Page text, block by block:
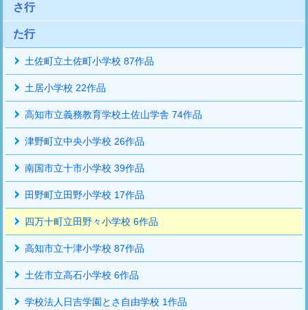
さ行
た行
土佐町立土佐町小学校 87作品
土居小学校 22作品
高知市立義務教育学校土佐山学舎 74作品
津野町立中央小学校 26作品
南国市立十市小学校 39作品
田野町立田野小学校 17作品
四万十町立田野々小学校 6作品
高知市立十津小学校 87作品
土佐市立高石小学校 6作品
学校法人日吉学園とさ自由学校 1作品